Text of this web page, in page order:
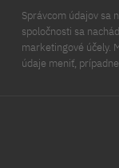
Správcom údajov sa
spoločnosti sa
marketingové účely.
údaje meniť,